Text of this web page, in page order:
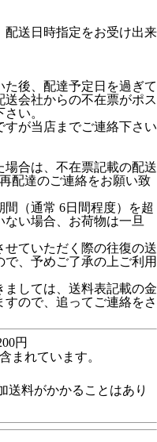
配送日時指定をお受け出来
後、配達予定日を過ぎて
会社からの不在票がポス
い。
が当店までご連絡下さい
合は、不在票記載の配送
配達のご連絡をお願い致
（通常 6日間程度）を超
い場合、お荷物は一旦
ていただく際の往復の送
、予めご了承の上ご利用
しては、送料表記載の金
ので、追ってご連絡をさ
円
まれています。
送料がかかることはあり